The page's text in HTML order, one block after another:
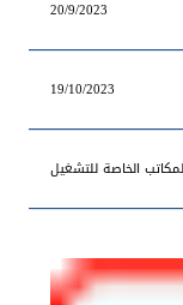
20/9/2023
19/10/2023
الخاصة للتشغيل